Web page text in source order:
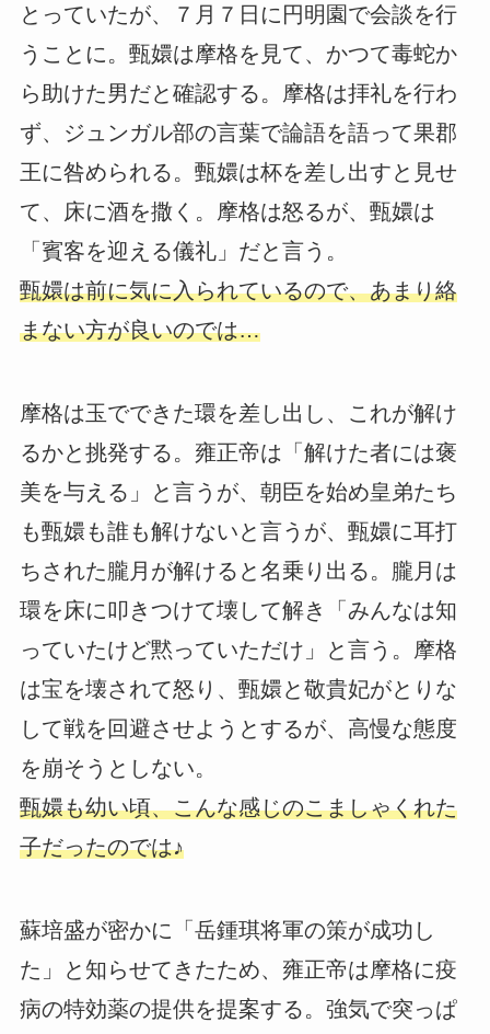
とっていたが、７月７日に円明園で会談を行
うことに。甄嬛は摩格を見て、かつて毒蛇か
ら助けた男だと確認する。摩格は拝礼を行わ
ず、ジュンガル部の言葉で論語を語って果郡
王に咎められる。甄嬛は杯を差し出すと見せ
て、床に酒を撒く。摩格は怒るが、甄嬛は
「賓客を迎える儀礼」だと言う。
甄嬛は前に気に入られているので、あまり絡
まない方が良いのでは…
摩格は玉でできた環を差し出し、これが解け
るかと挑発する。雍正帝は「解けた者には褒
美を与える」と言うが、朝臣を始め皇弟たち
も甄嬛も誰も解けないと言うが、甄嬛に耳打
ちされた朧月が解けると名乗り出る。朧月は
環を床に叩きつけて壊して解き「みんなは知
っていたけど黙っていただけ」と言う。摩格
は宝を壊されて怒り、甄嬛と敬貴妃がとりな
して戦を回避させようとするが、高慢な態度
を崩そうとしない。
甄嬛も幼い頃、こんな感じのこましゃくれた
子だったのでは♪
蘇培盛が密かに「岳鍾琪将軍の策が成功し
た」と知らせてきたため、雍正帝は摩格に疫
病の特効薬の提供を提案する。強気で突っぱ